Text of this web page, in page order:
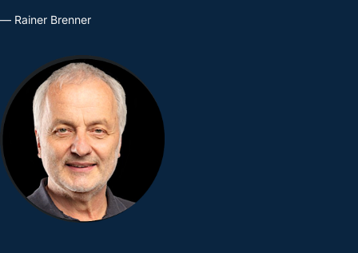
— Rainer Brenner